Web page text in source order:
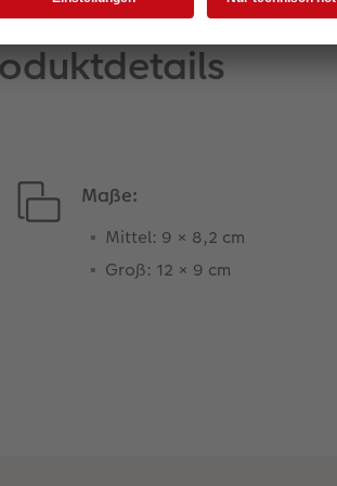
Maße:
Mittel: 9 × 8,2 cm
Groß: 12 × 9 cm